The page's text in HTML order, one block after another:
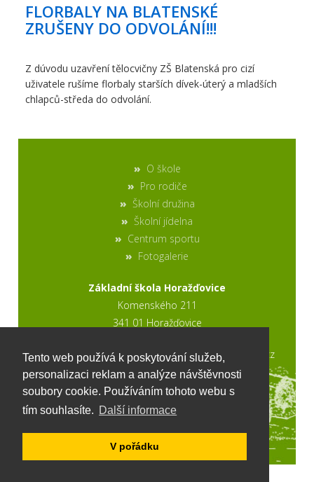
Tento web používá k poskytování služeb,
personalizaci reklam a analýze návštěvnosti
soubory cookie. Používáním tohoto webu s
tím souhlasíte. Další informace
V pořádku
FLORBALY NA BLATENSKÉ
ZRUŠENY DO ODVOLÁNÍ!!!
Z dúvodu uzavření tělocvičny ZŠ Blatenská pro cizí
uživatele rušíme florbaly starších dívek-úterý a mladších
chlapců-středa do odvolání.
O škole
Pro rodiče
Školní družina
Školní jídelna
Centrum sportu
Fotogalerie
Základní škola Horažďovice
Komenského 211
341 01 Horažďovice
2017 © výroba stránek www.ptweb.cz